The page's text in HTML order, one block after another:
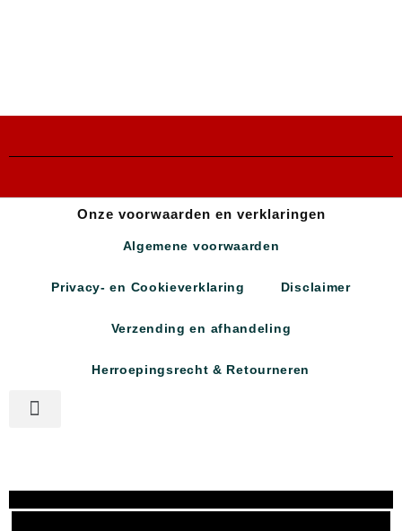
Onze voorwaarden en verklaringen
Algemene voorwaarden
Privacy- en Cookieverklaring Disclaimer
Verzending en afhandeling
Herroepingsrecht & Retourneren